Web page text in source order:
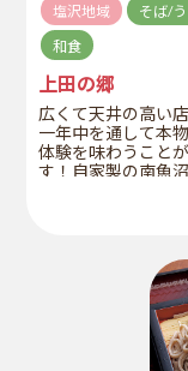
塩沢地域
そば/
和食
上田の郷
広くて天井の高い
一年中を通して本
体験を味わうこと
す！自家製の南魚